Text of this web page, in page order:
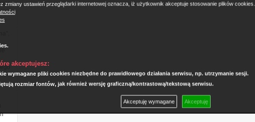
zmiany ustawień przeglądarki internetowej oznacza, iż użytkownik akceptuje stosowanie plików cookies.
akceptujesz:
wymagane pliki cookies niezbędne do prawidłowego działania serwisu, np. utrzymanie sesji.
rozmiar fontów, jak również wersję graficzną/kontrastową/tekstową serwisu.
Akceptuję wymagane Akceptuję
i